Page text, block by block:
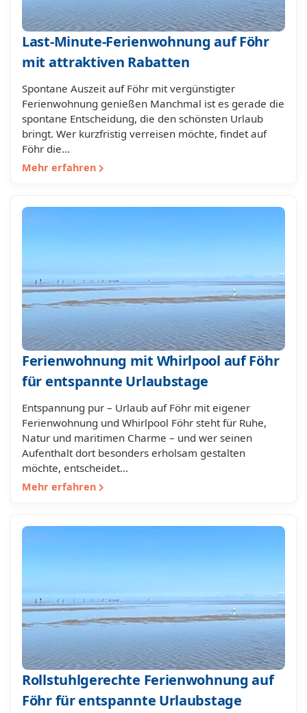
Last-Minute-Ferienwohnung auf Föhr
mit attraktiven Rabatten
Spontane Auszeit auf Föhr mit vergünstigter
Ferienwohnung genießen Manchmal ist es gerade die
spontane Entscheidung, die den schönsten Urlaub
bringt. Wer kurzfristig verreisen möchte, findet auf
Föhr die…
Mehr erfahren
Ferienwohnung mit Whirlpool auf Föhr
für entspannte Urlaubstage
Entspannung pur – Urlaub auf Föhr mit eigener
Ferienwohnung und Whirlpool Föhr steht für Ruhe,
Natur und maritimen Charme – und wer seinen
Aufenthalt dort besonders erholsam gestalten
möchte, entscheidet…
Mehr erfahren
Rollstuhlgerechte Ferienwohnung auf
Föhr für entspannte Urlaubstage